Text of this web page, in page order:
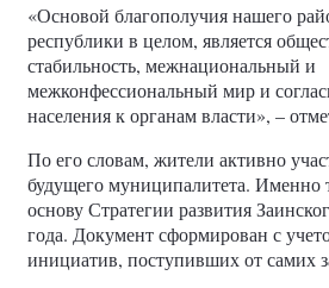
«Основой благополучия нашего
республики в целом, является
стабильность, межнациональный и
межконфессиональный мир и
населения к органам власти», –
По его словам, жители активно
будущего муниципалитета. Именно
основу Стратегии развития
года. Документ сформирован с
инициатив, поступивших от самих